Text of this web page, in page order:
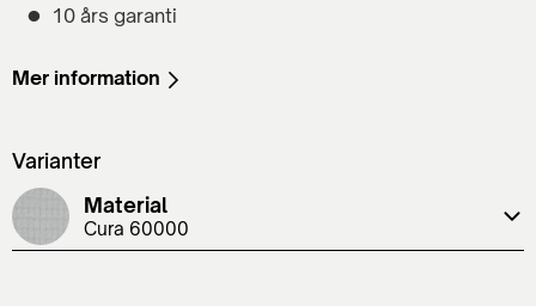
10 års garanti
Mer information
Varianter
Material
Cura 60000